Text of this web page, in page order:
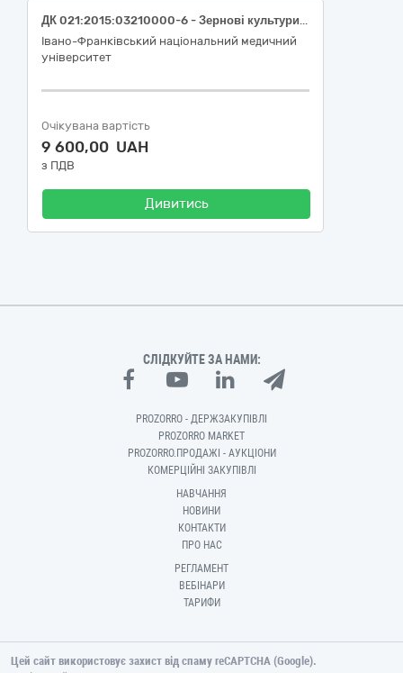
ДК 021:2015:03210000-6 - Зернові культури та картопля (картопля, крупа горохова)
Івано-Франківський національний медичний
університет
Очікувана вартість
9 600,00 UAH
з ПДВ
Дивитись
СЛІДКУЙТЕ ЗА НАМИ:
PROZORRO - ДЕРЖЗАКУПІВЛІ
PROZORRO MARKET
PROZORRO.ПРОДАЖІ - АУКЦІОНИ
КОМЕРЦІЙНІ ЗАКУПІВЛІ
НАВЧАННЯ
НОВИНИ
КОНТАКТИ
ПРО НАС
РЕГЛАМЕНТ
ВЕБІНАРИ
ТАРИФИ
Цей сайт використовує захист від спаму reCAPTCHA (Google).